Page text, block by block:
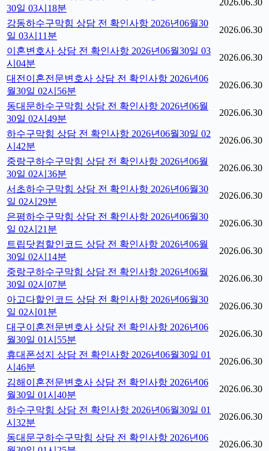
30일 03시18분
2026.06.30
강동하수구막힘 상담 전 확인사항 2026년06월30
일 03시11분
2026.06.30
이혼변호사 상담 전 확인사항 2026년06월30일 03
시04분
2026.06.30
대전이혼전문변호사 상담 전 확인사항 2026년06
월30일 02시56분
2026.06.30
동대문하수구막힘 상담 전 확인사항 2026년06월
30일 02시49분
2026.06.30
하수구막힘 상담 전 확인사항 2026년06월30일 02
시42분
2026.06.30
중랑구하수구막힘 상담 전 확인사항 2026년06월
30일 02시36분
2026.06.30
서초하수구막힘 상담 전 확인사항 2026년06월30
일 02시29분
2026.06.30
은평하수구막힘 상담 전 확인사항 2026년06월30
일 02시21분
2026.06.30
트립닷컴할인코드 상담 전 확인사항 2026년06월
30일 02시14분
2026.06.30
중랑구하수구막힘 상담 전 확인사항 2026년06월
30일 02시07분
2026.06.30
아고다할인코드 상담 전 확인사항 2026년06월30
일 02시01분
2026.06.30
대구이혼전문변호사 상담 전 확인사항 2026년06
월30일 01시55분
2026.06.30
휴대폰성지 상담 전 확인사항 2026년06월30일 01
시46분
2026.06.30
김해이혼전문변호사 상담 전 확인사항 2026년06
월30일 01시40분
2026.06.30
하수구막힘 상담 전 확인사항 2026년06월30일 01
시32분
2026.06.30
동대문구하수구막힘 상담 전 확인사항 2026년06
2026.06.30